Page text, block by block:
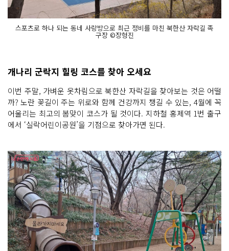
스포츠로 하나 되는 동네 사랑방으로 최근 정비를 마친 북한산 자락길 족
구장 ©장형진
개나리 군락지 힐링 코스를 찾아 오세요
이번 주말, 가벼운 옷차림으로 북한산 자락길을 찾아보는 것은 어떨
까? 노란 꽃길이 주는 위로와 함께 건강까지 챙길 수 있는, 4월에 꼭
어울리는 최고의 봄맞이 코스가 될 것이다. 지하철 홍제역 1번 출구
에서 ‘실락어린이공원’을 기점으로 찾아가면 된다.